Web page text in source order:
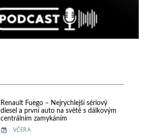
Renault Fuego – Nejrychlejší sériový
diesel a první auto na světě s dálkovým
centrálním zamykáním
VČERA